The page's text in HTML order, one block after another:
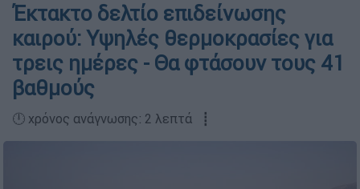
Έκτακτο δελτίο επιδείνωσης
καιρού: Υψηλές θερμοκρασίες για
τρεις ημέρες - Θα φτάσουν τους 41
βαθμούς
🕛 χρόνος ανάγνωσης: 2 λεπτά ┋